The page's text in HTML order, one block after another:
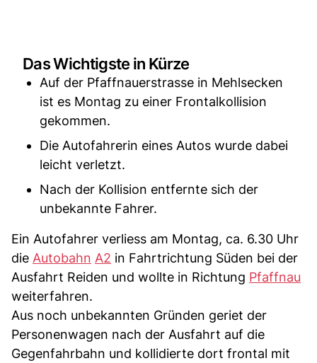
Das Wichtigste in Kürze
Auf der Pfaffnauerstrasse in Mehlsecken
ist es Montag zu einer Frontalkollision
gekommen.
Die Autofahrerin eines Autos wurde dabei
leicht verletzt.
Nach der Kollision entfernte sich der
unbekannte Fahrer.
Ein Autofahrer verliess am Montag, ca. 6.30 Uhr
die Autobahn A2 in Fahrtrichtung Süden bei der
Ausfahrt Reiden und wollte in Richtung Pfaffnau
weiterfahren.
Aus noch unbekannten Gründen geriet der
Personenwagen nach der Ausfahrt auf die
Gegenfahrbahn und kollidierte dort frontal mit